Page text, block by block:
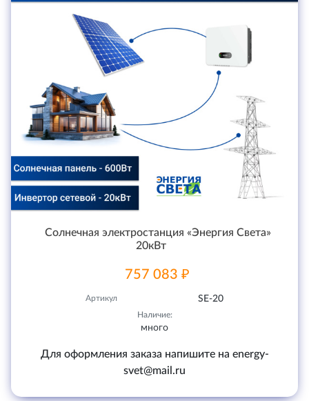
Солнечная электростанция «Энергия Света»
20кВт
757 083 ₽
Артикул SE-20
Наличие:
много
Для оформления заказа напишите на energy-
svet@mail.ru